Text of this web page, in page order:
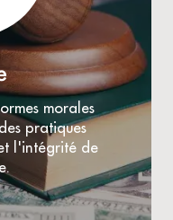
morales
pratiques
l'intégrité de